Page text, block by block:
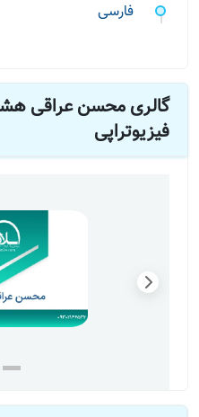
فارسی
گالری محسن عراقی
فیزیوتراپی